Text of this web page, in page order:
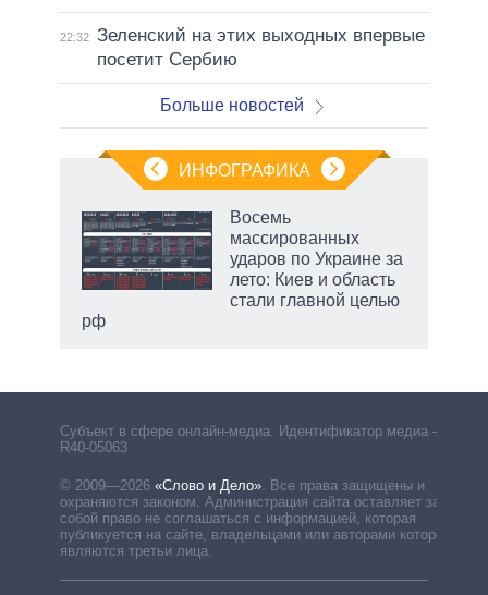
22:32 Зеленский на этих выходных впервые
посетит Сербию
Больше новостей
ИНФОГРАФИКА
Восемь
массированных
ударов по Украине за
лето: Киев и область
стали главной целью
рф
Субъект в сфере онлайн-медиа. Идентификатор медиа –
R40-05063
© 2009—2026 «Слово и Дело» Все права защищены и
охраняются законом. Администрация сайта оставляет за
собой право не соглашаться с информацией, которая
публикуется на сайте, владельцами или авторами которой
являются третьи лица.